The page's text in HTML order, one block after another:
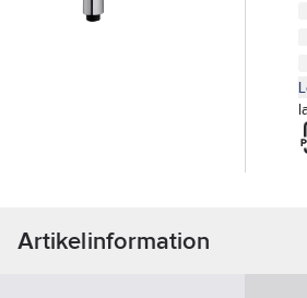
Artikelinformation